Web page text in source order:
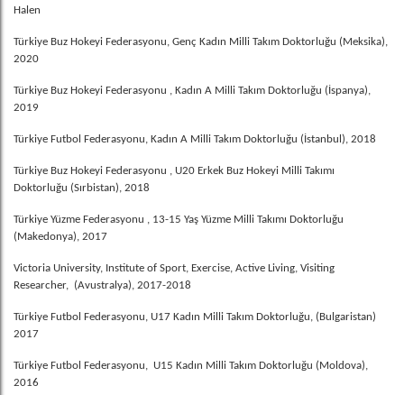
Halen
Türkiye Buz Hokeyi Federasyonu, Genç Kadın Milli Takım Doktorluğu (Meksika),
2020
Türkiye Buz Hokeyi Federasyonu , Kadın A Milli Takım Doktorluğu (İspanya),
2019
Türkiye Futbol Federasyonu, Kadın A Milli Takım Doktorluğu (İstanbul), 2018
Türkiye Buz Hokeyi Federasyonu , U20 Erkek Buz Hokeyi Milli Takımı
Doktorluğu (Sırbistan), 2018
Türkiye Yüzme Federasyonu , 13-15 Yaş Yüzme Milli Takımı Doktorluğu
(Makedonya), 2017
Victoria University, Institute of Sport, Exercise, Active Living, Visiting
Researcher, (Avustralya), 2017-2018
Türkiye Futbol Federasyonu, U17 Kadın Milli Takım Doktorluğu, (Bulgaristan)
2017
Türkiye Futbol Federasyonu, U15 Kadın Milli Takım Doktorluğu (Moldova),
2016